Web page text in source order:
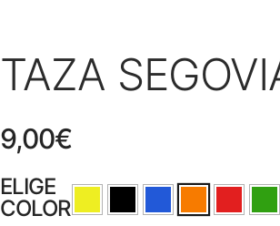
TAZA
9,00€
ELIGE
COLOR